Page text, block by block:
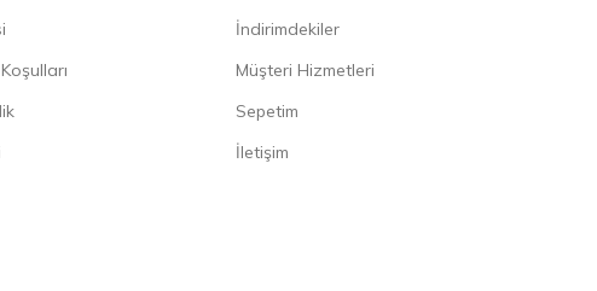
İndirimdekiler
Müşteri Hizmetleri
Sepetim
İletişim